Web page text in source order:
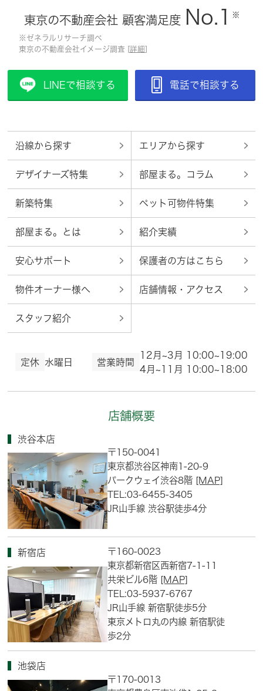
東京の不動産会社 顧客満足度 No.1 ※
※ゼネラルリサーチ調べ
東京の不動産会社イメージ調査 [ 詳細
LINEで相談する 電話で相談する
沿線から探す エリアから探す
デザイナーズ特集 部屋まる。コラム
新築特集 ペット可物件特集
部屋まる。とは 紹介実績
安心サポート 保護者の方はこちら
物件オーナー様へ 店舗情報・アクセス
スタッフ紹介
定休 水曜日 営業時間
12月~3月 10:00~19:00
4月~11月 10:00~18:00
店舗概要
渋谷本店
〒150-0041
東京都渋谷区神南1-20-9
パークウェイ渋谷8階 [MAP]
TEL:03-6455-3405
JR山手線 渋谷駅徒歩4分
新宿店
〒160-0023
東京都新宿区西新宿7-1-11
共栄ビル6階 [MAP]
TEL:03-5937-6767
JR山手線 新宿駅徒歩5分
東京メトロ丸の内線 新宿駅徒
歩2分
池袋店
〒170-0013